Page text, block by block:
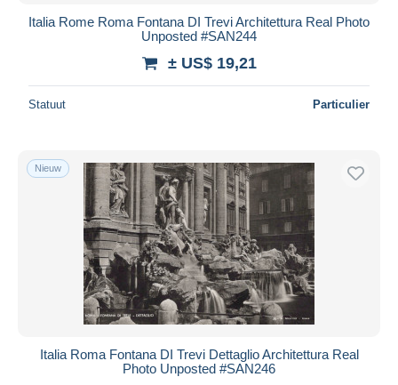
Italia Rome Roma Fontana DI Trevi Architettura Real Photo
Unposted #SAN244
± US$ 19,21
Statuut Particulier
Nieuw
Italia Roma Fontana DI Trevi Dettaglio Architettura Real
Photo Unposted #SAN246